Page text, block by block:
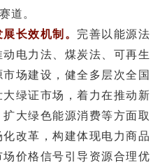
道。
长效机制。 完善以能源法
电力法、煤炭法、可再生
场建设，健全多层次全国
绿证市场，着力在推动新
大绿色能源消费等方面取
改革，构建体现电力商品
价格信号引导资源合理优